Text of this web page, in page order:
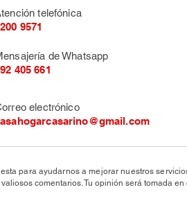
telefónica
9571
de Whatsapp
405 661
electrónico
para ayudarnos a mejorar nuestros
comentarios. Tu opinión será tomada